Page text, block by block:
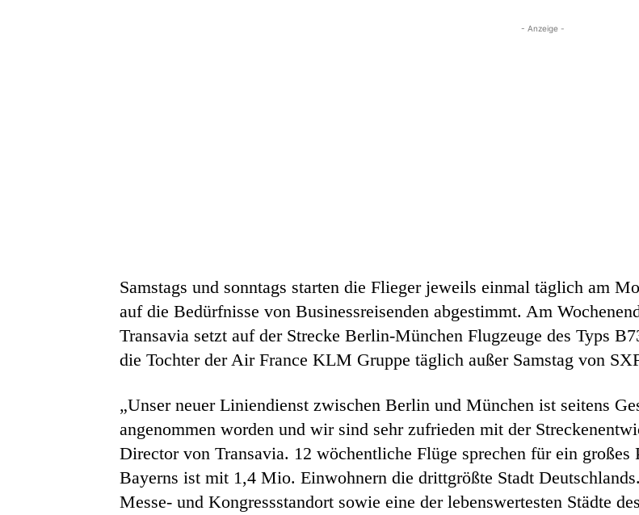
- Anzeige -
Samstags und sonntags starten die Flieger jeweils einmal täglich am
auf die Bedürfnisse von Businessreisenden abgestimmt. Am
Transavia setzt auf der Strecke Berlin-München Flugzeuge des Typs
die Tochter der Air France KLM Gruppe täglich außer Samstag von
„Unser neuer Liniendienst zwischen Berlin und München ist seitens
angenommen worden und wir sind sehr zufrieden mit der
Director von Transavia. 12 wöchentliche Flüge sprechen für ein
Bayerns ist mit 1,4 Mio. Einwohnern die drittgrößte Stadt
Messe- und Kongressstandort sowie eine der lebenswertesten Städte